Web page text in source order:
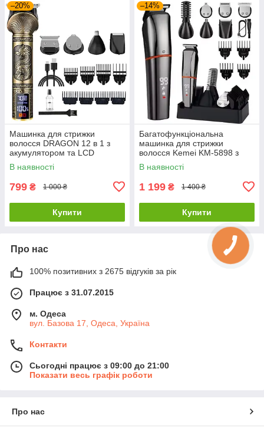
–20%
Машинка для стрижки
волосся DRAGON 12 в 1 з
акумулятором та LCD
дисплеєм
В наявності
799 ₴ 1 000 ₴
Купити
–14%
Багатофункціональна
машинка для стрижки
волосся Kemei KM-5898 з
насадками для бороди, вух,
носа та тіла
В наявності
1 199 ₴ 1 400 ₴
Купити
Про нас
100% позитивних з 2675 відгуків за рік
Працює з 31.07.2015
м. Одеса
вул. Базова 17, Одеса, Україна
Контакти
Сьогодні працює з 09:00 до 21:00
Показати весь графік роботи
Про нас